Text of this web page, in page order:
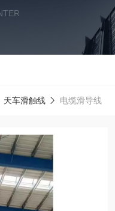
天车滑触线 电缆滑导线